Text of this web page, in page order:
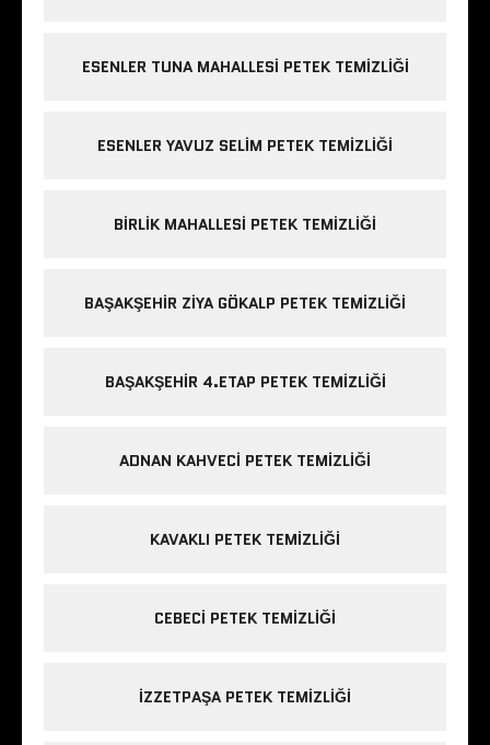
ESENLER TUNA MAHALLESI PETEK TEMIZLIĞI
ESENLER YAVUZ SELIM PETEK TEMIZLIĞI
BIRLIK MAHALLESI PETEK TEMIZLIĞI
BAŞAKŞEHIR ZIYA GÖKALP PETEK TEMIZLIĞI
BAŞAKŞEHIR 4.ETAP PETEK TEMIZLIĞI
ADNAN KAHVECI PETEK TEMIZLIĞI
KAVAKLI PETEK TEMIZLIĞI
CEBECI PETEK TEMIZLIĞI
IZZETPAŞA PETEK TEMIZLIĞI